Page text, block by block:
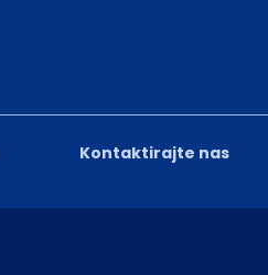
Kontaktirajte nas